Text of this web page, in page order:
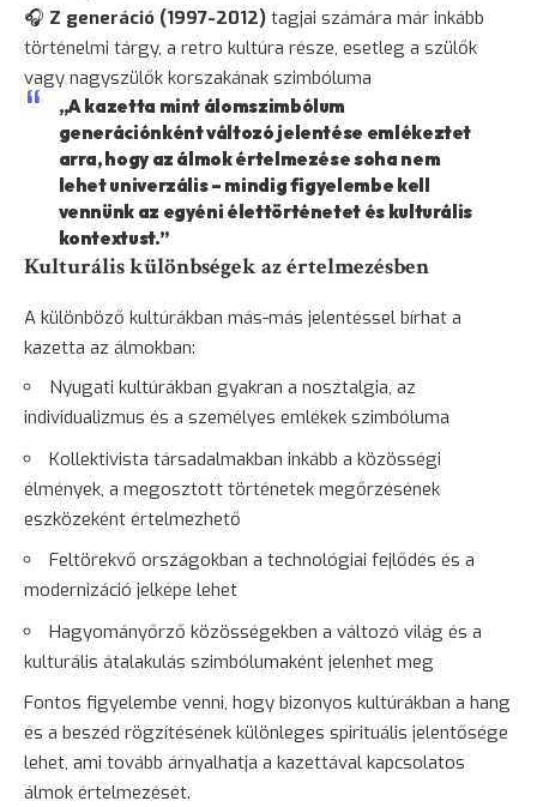
🎧 Z generáció (1997-2012) tagjai számára már inkább
történelmi tárgy, a retro kultúra része, esetleg a szülők
vagy nagyszülők korszakának szimbóluma
„A kazetta mint álomszimbólum
generációnként változó jelentése emlékeztet
arra, hogy az álmok értelmezése soha nem
lehet univerzális – mindig figyelembe kell
vennünk az egyéni élettörténetet és kulturális
kontextust.”
Kulturális különbségek az értelmezésben
A különböző kultúrákban más-más jelentéssel bírhat a
kazetta az álmokban:
Nyugati kultúrákban gyakran a nosztalgia, az
individualizmus és a személyes emlékek szimbóluma
Kollektivista társadalmakban inkább a közösségi
élmények, a megosztott történetek megőrzésének
eszközeként értelmezhető
Feltörekvő országokban a technológiai fejlődés és a
modernizáció jelképe lehet
Hagyományőrző közösségekben a változó világ és a
kulturális átalakulás szimbólumaként jelenhet meg
Fontos figyelembe venni, hogy bizonyos kultúrákban a hang
és a beszéd rögzítésének különleges spirituális jelentősége
lehet, ami tovább árnyalhatja a kazettával kapcsolatos
álmok értelmezését.